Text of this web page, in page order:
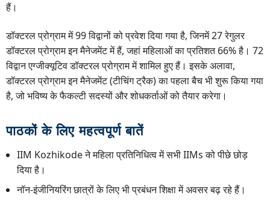
हैं।
डॉक्टरल प्रोग्राम में 99 विद्वानों को प्रवेश दिया गया है, जिनमें 27 रेगुलर
डॉक्टरल प्रोग्राम इन मैनेजमेंट में हैं, जहां महिलाओं का प्रतिशत 66% है। 72
विद्वान एग्जीक्यूटिव डॉक्टरल प्रोग्राम में शामिल हुए हैं। इसके अलावा,
डॉक्टरल प्रोग्राम इन मैनेजमेंट (टीचिंग ट्रैक) का पहला बैच भी शुरू किया गया
है, जो भविष्य के फैकल्टी सदस्यों और शोधकर्ताओं को तैयार करेगा।
पाठकों के लिए महत्वपूर्ण बातें
IIM Kozhikode ने महिला प्रतिनिधित्व में सभी IIMs को पीछे छोड़
दिया है।
नॉन-इंजीनियरिंग छात्रों के लिए भी प्रबंधन शिक्षा में अवसर बढ़ रहे हैं।